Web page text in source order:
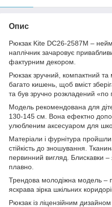
Опис
Рюкзак Kite DC26-2587M –
наплічник зачаровує
фактурним декором.
Рюкзак зручний, компактний та
багато кишень, щоб вміст
та був зручно розкладений «по
Модель рекомендована для
130-145 см. Вона ефектно
улюбленим аксесуаром для
Матеріали і фурнітура
стійкість до зношування.
первинний вигляд. Блискавки –
плавно.
Трендова молодіжна модель –
яскрава зірка шкільних
Рюкзак із ліцензійним